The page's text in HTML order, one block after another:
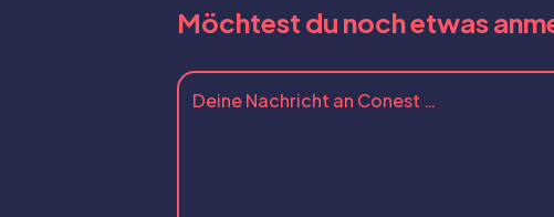
Möchtest du noch etwas